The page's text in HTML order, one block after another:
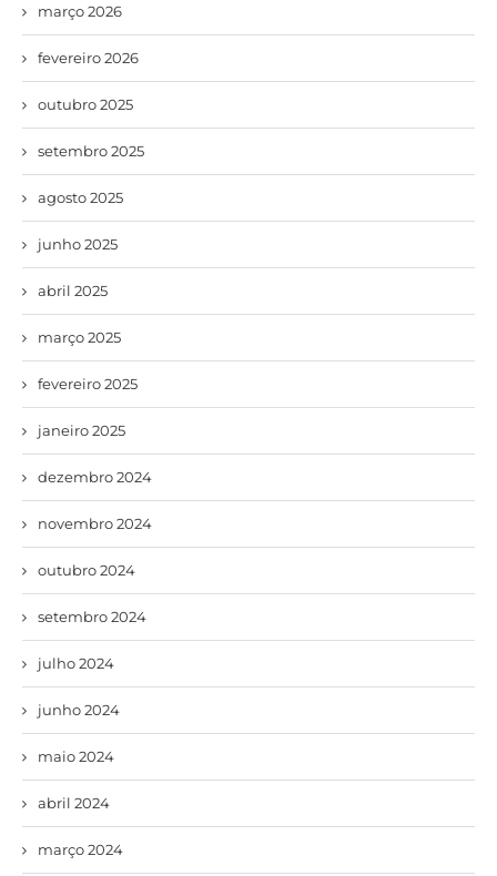
março 2026
fevereiro 2026
outubro 2025
setembro 2025
agosto 2025
junho 2025
abril 2025
março 2025
fevereiro 2025
janeiro 2025
dezembro 2024
novembro 2024
outubro 2024
setembro 2024
julho 2024
junho 2024
maio 2024
abril 2024
março 2024